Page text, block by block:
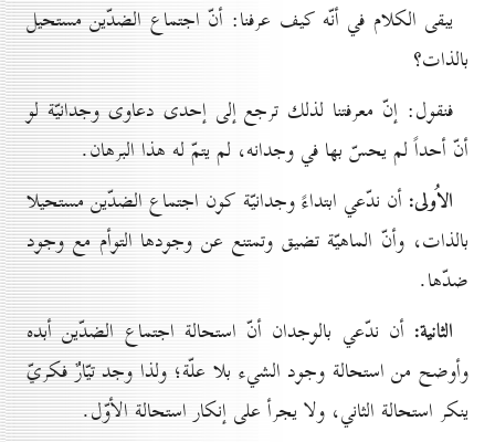
يبقى الكلام في أنّه كيف عرفنا: أنّ اجتماع الضدّين مستحيل
بالذات؟
فنقول: إنّ معرفتنا لذلك ترجع إلى إحدى دعاوى وجدانيّة لو
أنّ أحداً لم يحسّ بها في وجدانه، لم يتمّ له هذا البرهان.
الاُولى: أن ندّعي ابتداءً وجدانيّة كون اجتماع الضدّين مستحيلا
بالذات، وأنّ الماهيّة تضيق وتمتنع عن وجودها التوأم مع وجود
ضدّها.
الثانية: أن ندّعي بالوجدان أنّ استحالة اجتماع الضدّين أبده
وأوضح من استحالة وجود الشيء بلا علّة؛ ولذا وجد تيّارٌ فكريّ
ينكر استحالة الثاني، ولا يجرأ على إنكار استحالة الأوّل.